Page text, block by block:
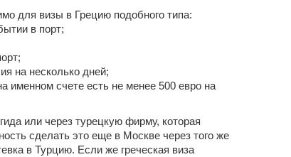
для визы в Грецию подобного типа:
в порт;
на несколько дней;
именном счете есть не менее 500 евро на
или через турецкую фирму, которая
сделать это еще в Москве через того же
в Турцию. Если же греческая виза